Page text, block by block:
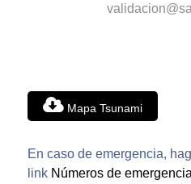
Mapa Tsunami
En caso de emergencia,
link Números de emergencia